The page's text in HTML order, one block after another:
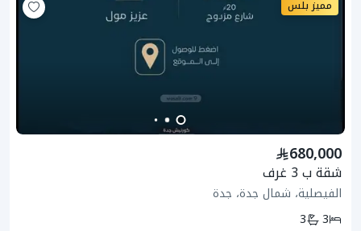
مميز بلس
680,000
شقة ب 3 غرف
الفيصلية، شمال جدة، جدة
3
3